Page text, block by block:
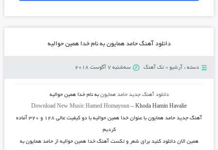
دانلود آهنگ حامد همایون به نام خدا همین حوالیه
دسته : آرشیو » تک آهنگ سه‌شنبه 7 آگوست 2018
دانلود آهنگ جدید حامد همایون به نامخدا همین حوالیه
Download New Music Hamed Homayoun –Khoda Hamin Havalie
آهنگ جدید حامد همایونبا عنوان خدا همین حوالیه
با دو کیفیت عالی ۱۲۸ و ۳۲۰ آماده
کردیم
همین الان دانلود کنید برای شعر و تکست آهنگ خدا همین حوالیه از حامد همایون به